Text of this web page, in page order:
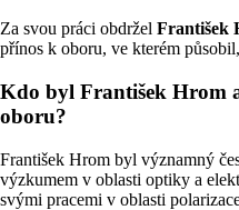
Za svou práci obdržel František
přínos k oboru, ve kterém
Kdo byl František Hrom
oboru?
František Hrom byl významný
výzkumem v oblasti optiky a
svými pracemi v oblasti